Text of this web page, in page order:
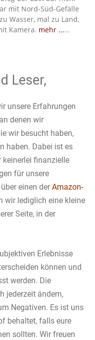
mit Nord-Süd-Gefälle
Wasser, mal zu Land,
Kamera. mehr ...…
Leser,
unsere Erfahrungen
denen wir
wir besucht haben,
haben. Dabei ist es
keinerlei finanzielle
für unsere
einen der Amazon-
wir lediglich eine kleine
Seite, in der
Erlebnisse
können und
werden. Die
jederzeit ändern,
Negativen. Es ist uns
behaltet, falls eure
sollten. Wir freuen